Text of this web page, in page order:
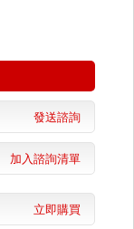
發送諮詢
加入諮詢清單
立即購買